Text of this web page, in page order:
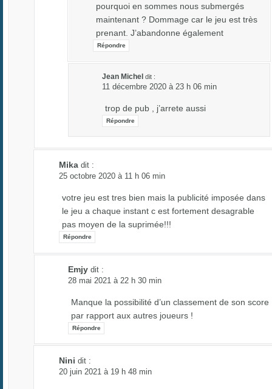
pourquoi en sommes nous submergés
maintenant ? Dommage car le jeu est très
prenant. J’abandonne également
Répondre
Jean Michel dit :
11 décembre 2020 à 23 h 06 min
trop de pub , j’arrete aussi
Répondre
Mika dit :
25 octobre 2020 à 11 h 06 min
votre jeu est tres bien mais la publicité imposée dans
le jeu a chaque instant c est fortement desagrable
pas moyen de la suprimée!!!
Répondre
Emjy dit :
28 mai 2021 à 22 h 30 min
Manque la possibilité d’un classement de son score
par rapport aux autres joueurs !
Répondre
Nini dit :
20 juin 2021 à 19 h 48 min